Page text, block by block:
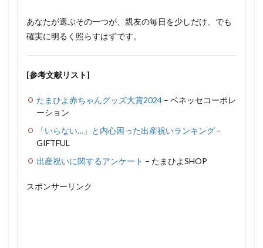
あなたが選ぶその一つが、親友の毎日を少しだけ、でも
確実に明るく照らすはずです。
[参考文献リスト]
たまひよ赤ちゃんグッズ大賞2024 – ベネッセコーポレ
ーション
「いらない…」と内心困った出産祝いランキング –
GIFTFUL
出産祝いに関するアンケート – たまひよSHOP
スポンサーリンク